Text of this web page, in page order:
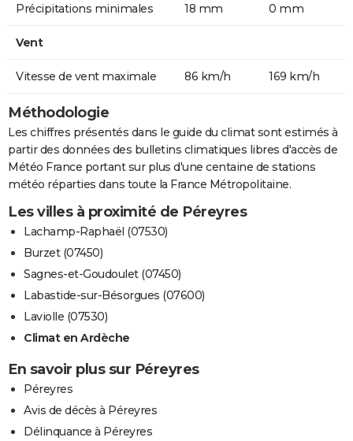
Précipitations minimales 18 mm 0 mm
Vent
Vitesse de vent maximale 86 km/h 169 km/h
Méthodologie
Les chiffres présentés dans le guide du climat sont estimés à
partir des données des bulletins climatiques libres d'accès de
Météo France portant sur plus d'une centaine de stations
météo réparties dans toute la France Métropolitaine.
Les villes à proximité de Péreyres
Lachamp-Raphaël (07530)
Burzet (07450)
Sagnes-et-Goudoulet (07450)
Labastide-sur-Bésorgues (07600)
Laviolle (07530)
Climat en Ardèche
En savoir plus sur Péreyres
Péreyres
Avis de décès à Péreyres
Délinquance à Péreyres